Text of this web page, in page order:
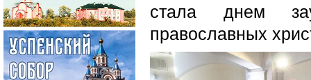
стала днем
православных